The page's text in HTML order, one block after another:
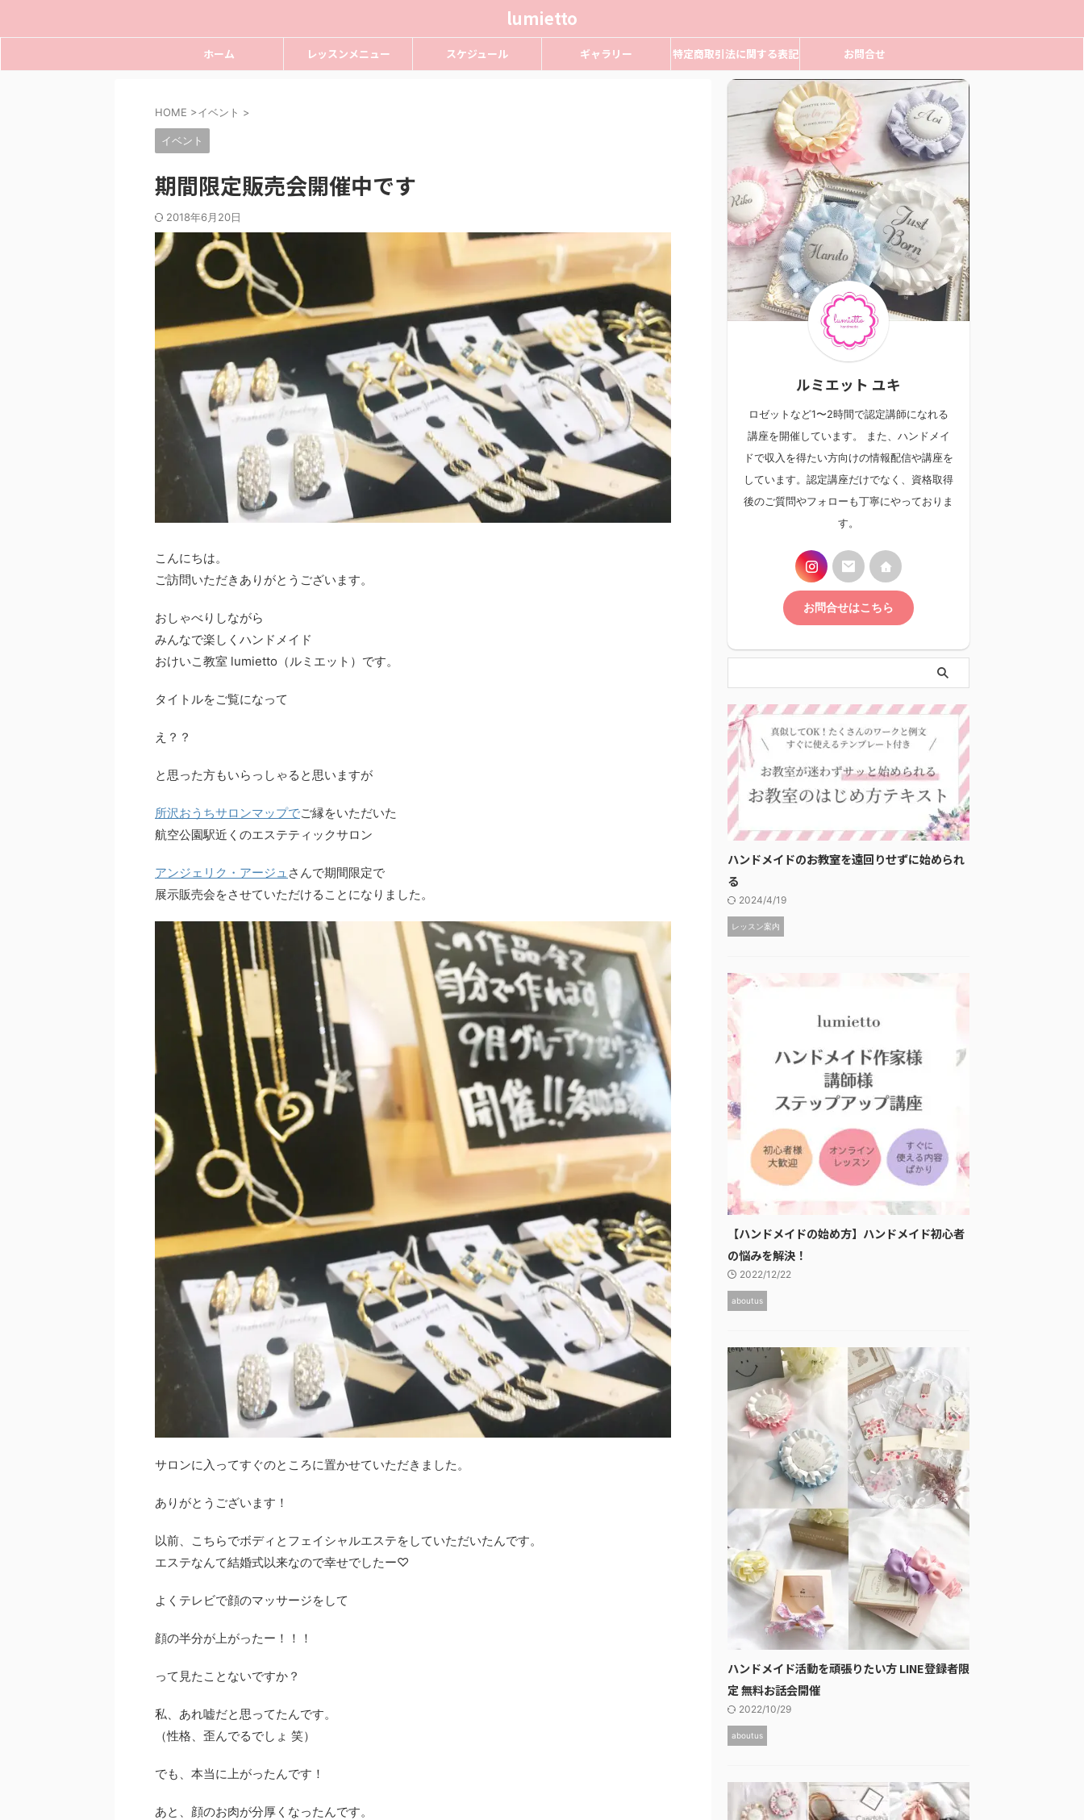
lumietto
ホーム レッスンメニュー スケジュール ギャラリー 特定商取引法に関する表記 お問合せ
HOME >イベント >
イベント
期間限定販売会開催中です
2018年6月20日
こんにちは。
ご訪問いただきありがとうございます。
おしゃべりしながら
みんなで楽しくハンドメイド
おけいこ教室 lumietto（ルミエット）です。
タイトルをご覧になって
え？？
と思った方もいらっしゃると思いますが
所沢おうちサロンマップでご縁をいただいた
航空公園駅近くのエステティックサロン
アンジェリク・アージュ さんで期間限定で
展示販売会をさせていただけることになりました。
サロンに入ってすぐのところに置かせていただきました。
ありがとうございます！
以前、こちらでボディとフェイシャルエステをしていただいたんです。
エステなんて結婚式以来なので幸せでしたー♡
よくテレビで顔のマッサージをして
顔の半分が上がったー！！！
って見たことないですか？
私、あれ嘘だと思ってたんです。
（性格、歪んでるでしょ 笑）
でも、本当に上がったんです！
あと、顔のお肉が分厚くなったんです。
ルミエット ユキ
ロゼットなど1〜2時間で認定講師になれる
講座を開催しています。 また、ハンドメイ
ドで収入を得たい方向けの情報配信や講座を
しています。認定講座だけでなく、資格取得
後のご質問やフォローも丁寧にやっておりま
す。
お問合せはこちら
ハンドメイドのお教室を遠回りせずに始められ
る
2024/4/19
レッスン案内
【ハンドメイドの始め方】ハンドメイド初心者
の悩みを解決！
2022/12/22
aboutus
ハンドメイド活動を頑張りたい方 LINE登録者限
定 無料お話会開催
2022/10/29
aboutus